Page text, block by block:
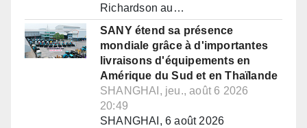
Richardson au…
SANY étend sa présence
mondiale grâce à d'importantes
livraisons d'équipements en
Amérique du Sud et en Thaïlande
SHANGHAI, jeu., août 6 2026
20:49
SHANGHAI, 6 août 2026